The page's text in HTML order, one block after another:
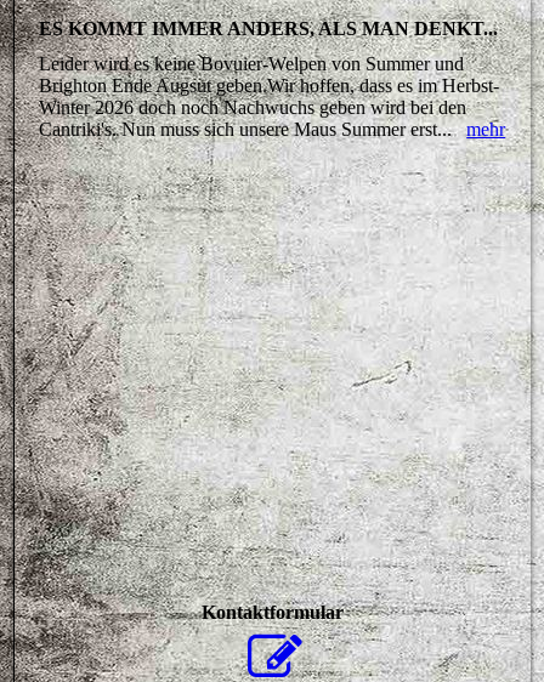
ES KOMMT IMMER ANDERS, ALS MAN DENKT...
Leider wird es keine Bovuier-Welpen von Summer und
Brighton Ende Augsut geben.Wir hoffen, dass es im Herbst-
Winter 2026 doch noch Nachwuchs geben wird bei den
Cantriki's. Nun muss sich unsere Maus Summer erst...mehr
Kontaktformular